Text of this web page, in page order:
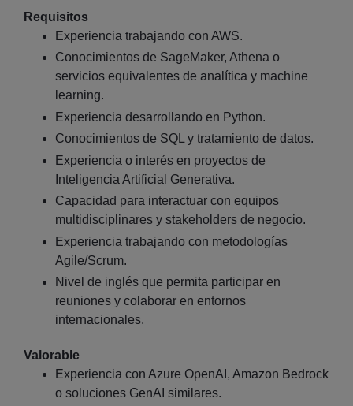
Requisitos
Experiencia trabajando con AWS.
Conocimientos de SageMaker, Athena o
servicios equivalentes de analítica y machine
learning.
Experiencia desarrollando en Python.
Conocimientos de SQL y tratamiento de datos.
Experiencia o interés en proyectos de
Inteligencia Artificial Generativa.
Capacidad para interactuar con equipos
multidisciplinares y stakeholders de negocio.
Experiencia trabajando con metodologías
Agile/Scrum.
Nivel de inglés que permita participar en
reuniones y colaborar en entornos
internacionales.
Valorable
Experiencia con Azure OpenAI, Amazon Bedrock
o soluciones GenAI similares.